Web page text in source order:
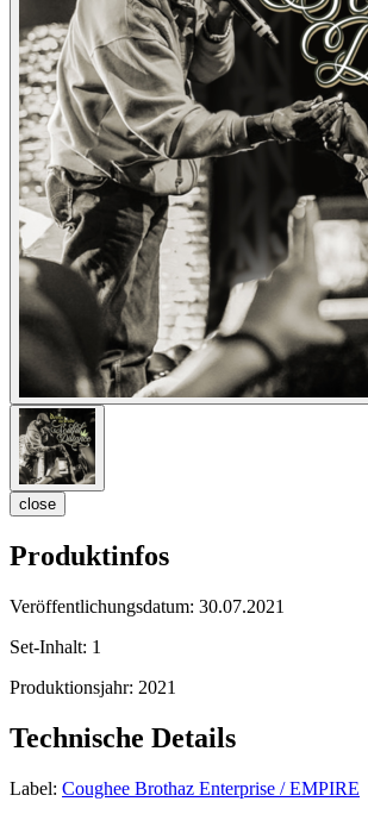
close
Produktinfos
Veröffentlichungsdatum: 30.07.2021
Set-Inhalt: 1
Produktionsjahr: 2021
Technische Details
Label: Coughee Brothaz Enterprise / EMPIRE